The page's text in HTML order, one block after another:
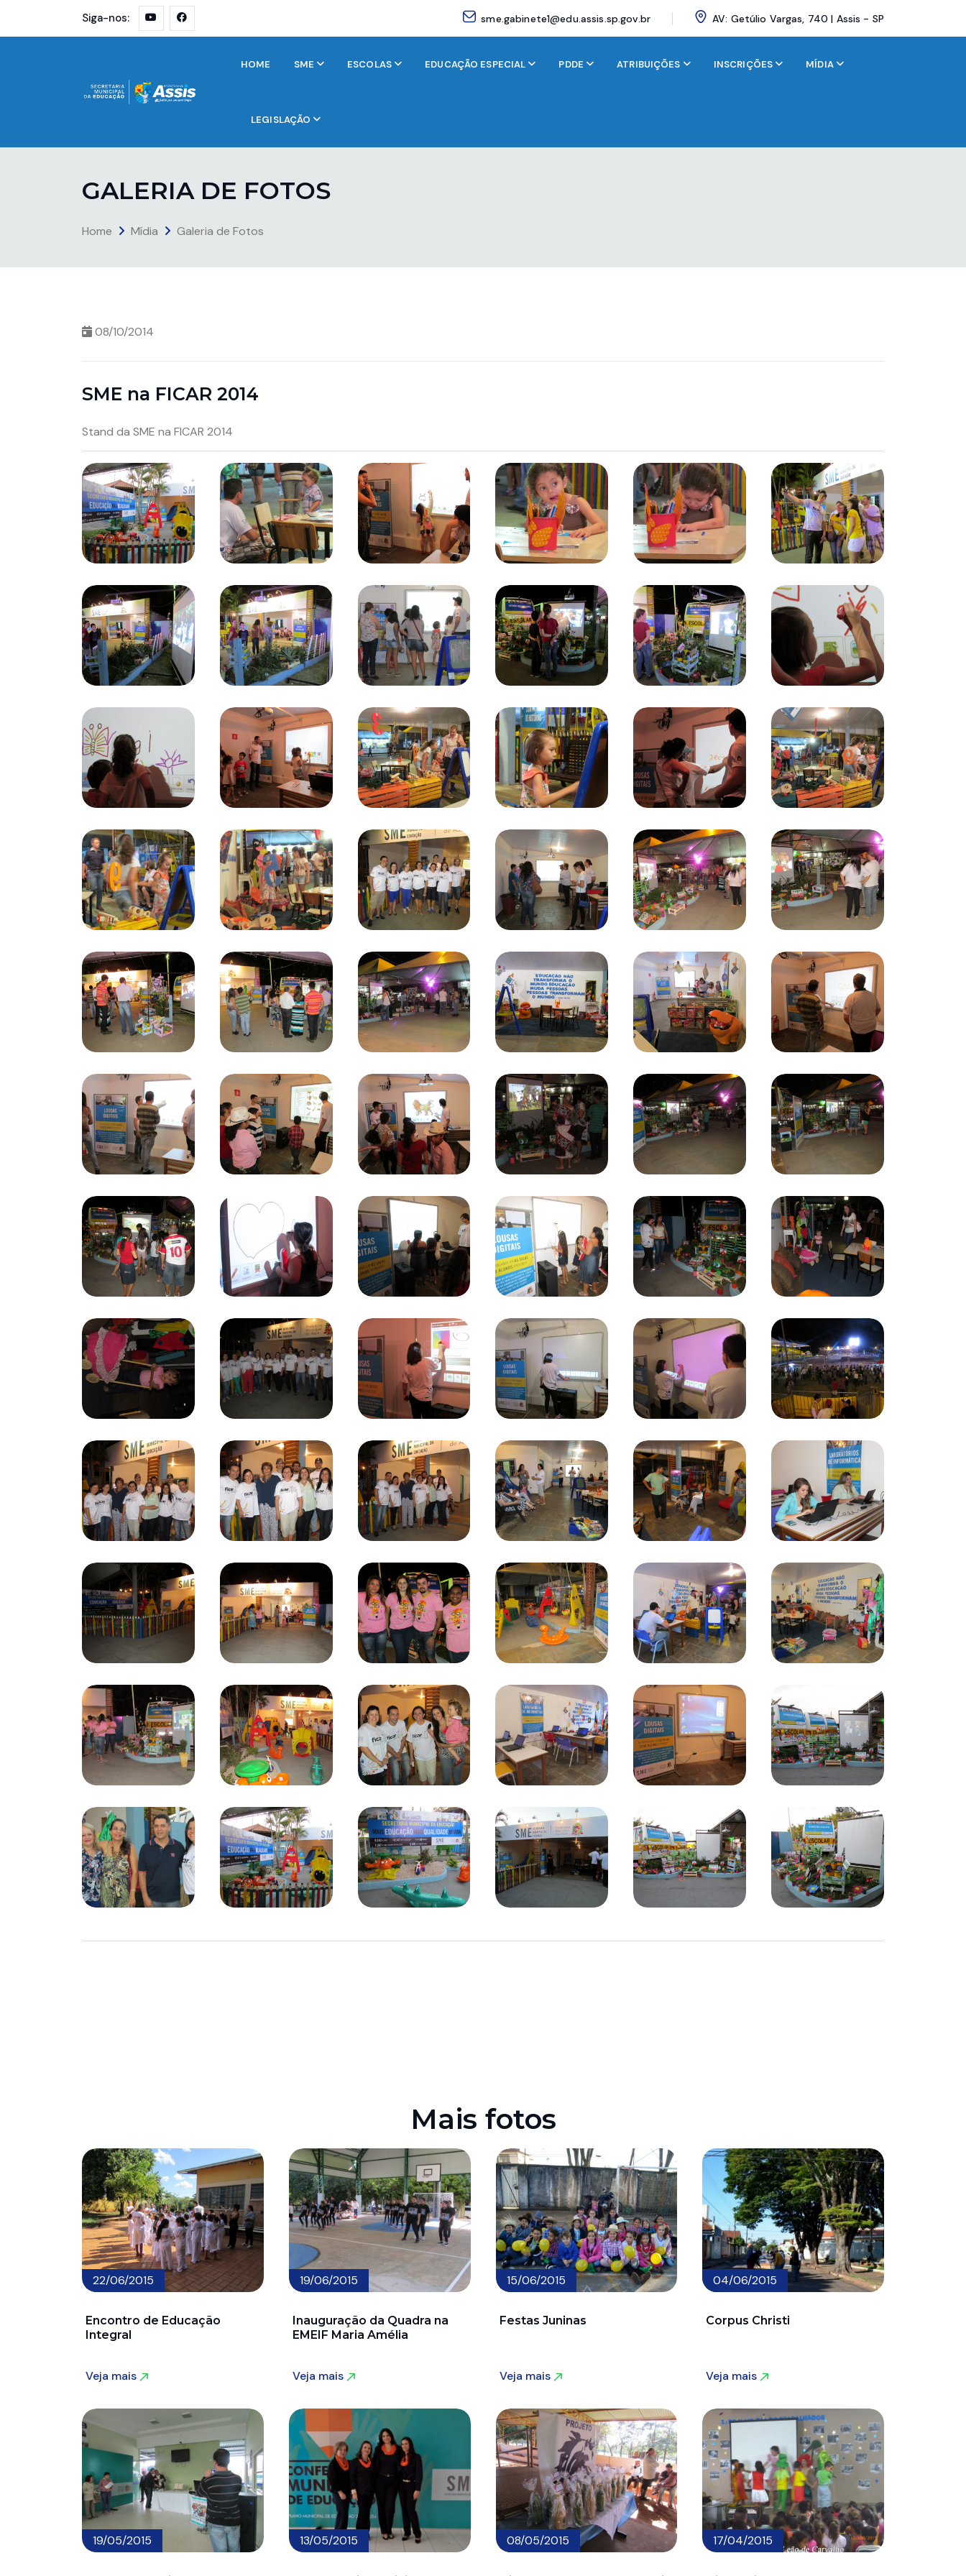
Siga-nos: sme.gabinete1@edu.assis.sp.gov.br AV: Getúlio Vargas, 740 | Assis - SP
HOME SME ESCOLAS EDUCAÇÃO ESPECIAL PDDE ATRIBUIÇÕES INSCRIÇÕES MÍDIA
LEGISLAÇÃO
GALERIA DE FOTOS
Home Mídia Galeria de Fotos
08/10/2014
SME na FICAR 2014
Stand da SME na FICAR 2014
Mais fotos
22/06/2015
Encontro de Educação
Integral
Veja mais
19/06/2015
Inauguração da Quadra na
EMEIF Maria Amélia
Veja mais
15/06/2015
Festas Juninas
Veja mais
04/06/2015
Corpus Christi
Veja mais
19/05/2015 13/05/2015 08/05/2015 17/04/2015